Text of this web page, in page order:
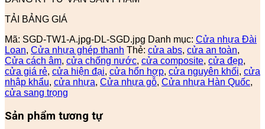
TẢI BẢNG GIÁ
Mã: SGD-TW1-A.jpg-DL-SGD.jpg Danh mục: Cửa nhựa Đài
Loan, Cửa nhựa ghép thanh Thẻ: cửa abs, cửa an toàn,
Cửa cách âm, cửa chống nước, cửa composite, cửa đẹp,
cửa giá rẻ, cửa hiện đại, cửa hổn hợp, cửa nguyên khối, cửa
nhập khẩu, cửa nhựa, Cửa nhựa gỗ, Cửa nhựa Hàn Quốc,
cửa sang trọng
Sản phẩm tương tự